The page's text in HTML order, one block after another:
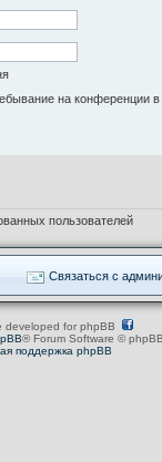
на конференции в
пользователей
Связаться с
developed for phpBB
® Forum Software ©
поддержка phpBB